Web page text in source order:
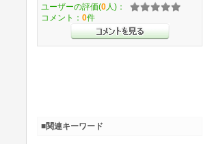
ユーザーの評価(0 人)：
コメント： 0件
■関連キーワード